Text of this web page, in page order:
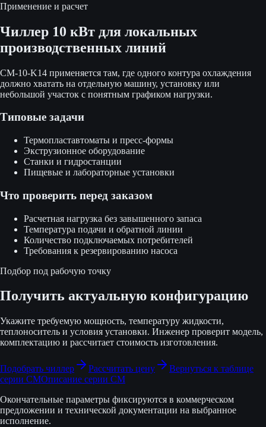
Применение и расчет
Чиллер 10 кВт для локальных
производственных линий
CM-10-K14 применяется там, где одного контура охлаждения
должно хватать на отдельную машину, установку или
небольшой участок с понятным графиком нагрузки.
Типовые задачи
Термопластавтоматы и пресс-формы
Экструзионное оборудование
Станки и гидростанции
Пищевые и лабораторные установки
Что проверить перед заказом
Расчетная нагрузка без завышенного запаса
Температура подачи и обратной линии
Количество подключаемых потребителей
Требования к резервированию насоса
Подбор под рабочую точку
Получить актуальную конфигурацию
Укажите требуемую мощность, температуру жидкости,
теплоноситель и условия установки. Инженер проверит модель,
комплектацию и рассчитает стоимость изготовления.
Подобрать чиллер Рассчитать цену
Вернуться к таблице
серии CMОписание серии CM
Окончательные параметры фиксируются в коммерческом
предложении и технической документации на выбранное
исполнение.